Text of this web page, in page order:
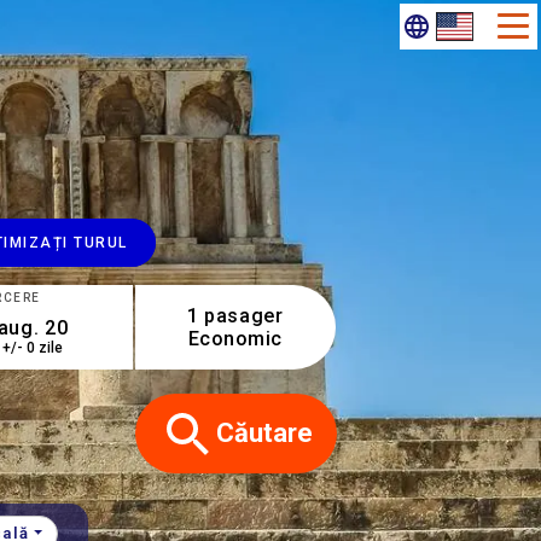
TURUL
+/- 0 zile
1 pasager
Economic
Căutare